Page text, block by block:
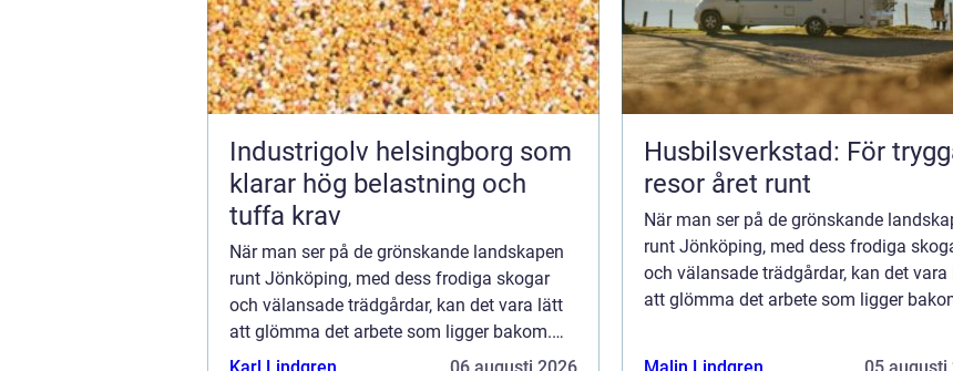
Industrigolv helsingborg som
klarar hög belastning och
tuffa krav
När man ser på de grönskande landskapen
runt Jönköping, med dess frodiga skogar
och välansade trädgårdar, kan det vara lätt
att glömma det arbete som ligger bakom.
Trädfällning i Jönk...
Husbilsverkstad: För
resor året runt
När man ser på de grönskande
runt Jönköping, med dess frodiga
och välansade trädgårdar, kan det vara
att glömma det arbete som ligger